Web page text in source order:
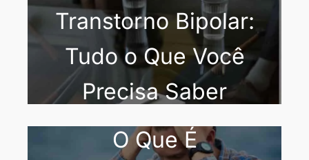
Transtorno Bipolar:
Tudo o Que Você
Precisa Saber
O Que É